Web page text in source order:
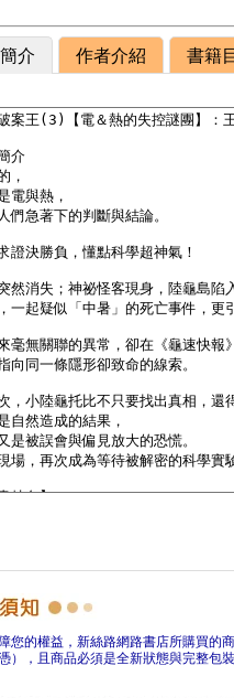
介 作者介紹 書籍
您的權益，新絲路網路書店所購買的
），且商品必須是全新狀態與完整包